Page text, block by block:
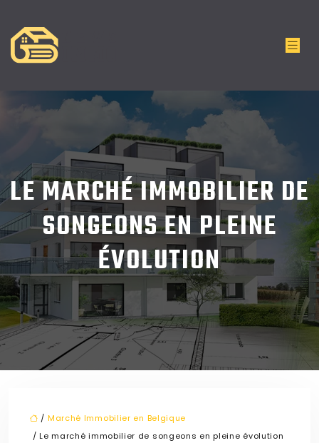
LE MARCHÉ IMMOBILIER DE
SONGEONS EN PLEINE
ÉVOLUTION
/ Marché Immobilier en Belgique
/ Le marché immobilier de songeons en pleine évolution